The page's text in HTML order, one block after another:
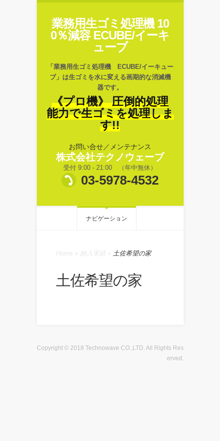
業務用生ゴミ処理機 10
0％減容 ECUBE/イーキ
ューブ
「業務用生ゴミ処理機 ECUBE/イーキュー
ブ」は生ゴミを水に変える画期的な消滅機
器です。
《プロ機》 圧倒的処理
能力で生ゴミを処理しま
す!!
お問い合せ／メンテナンス
株式会社テクノウェーブ
受付 9:00 - 21:00 （年中無休）
03-5978-4532
ナビゲーション
Home 納入実績 土佐希望の家
土佐希望の家
Copyright © 2018 Technowave CO.,LTD. All Rights Res
erved.